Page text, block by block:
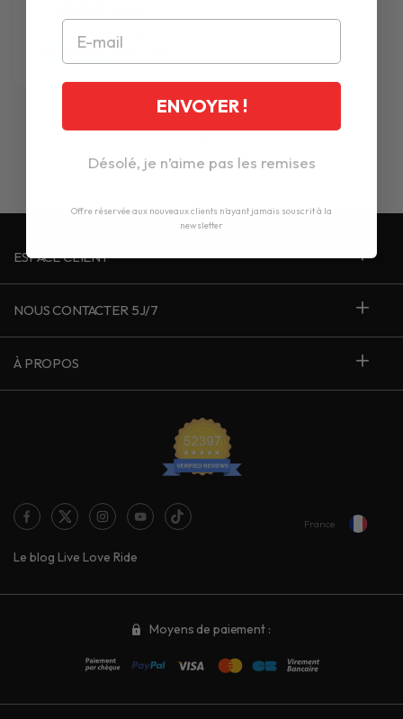
Prix avec le code
RIDEDEALS26
ESPACE CLIENT
NOUS CONTACTER 5J/7
À PROPOS
Le blog Live Love Ride
France
Moyens de paiement :
ENVOYER !
Désolé, je n’aime pas les remises
Offre réservée aux nouveaux clients n'ayant jamais souscrit à la
newsletter